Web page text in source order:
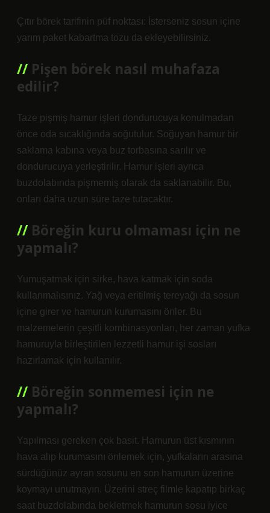
Çıtır börek tarifinin püf noktası: İsterseniz sosun içine
yarım paket kabartma tozu da ekleyebilirsiniz.
Pişen börek nasıl muhafaza
edilir?
Taze pişmiş hamur işleri dondurucuya konulmadan
önce oda sıcaklığında soğutulur. Soğuyan hamur bir
saklama kabına veya buz torbasına sarılır ve
dondurucuya yerleştirilir. Hamur işleri ayrıca
buzdolabında pişmemiş olarak da saklanabilir. Bu,
onları daha uzun süre taze tutacaktır.
Böreğin kuru olmaması için ne
yapmalı?
Yumuşatmak için sirke, hava katmak için soda
kullanmalısınız. Yağ veya eritilmiş tereyağı da sosun
içine girer ve hamurun kurumasını önler. Bu
malzemelerin çeşitli kombinasyonları, her zaman yufka
hamuruyla birleştirilen lezzetli hamur işi sosları
hazırlamak için kullanılır.
Böreğin sonmemesi için ne
yapmalı?
Yapılması gereken çok basit. Hamurun üst kısmının
hava alıp kurumasını önlemek için, yufkaların arasına
sürdüğünüz ayran sosunu en son hamurun üzerine
koymayı unutmayın. Üzerini streç filmle kapatıp birkaç
saat buzdolabında bekletmek hamurun sosu iyice